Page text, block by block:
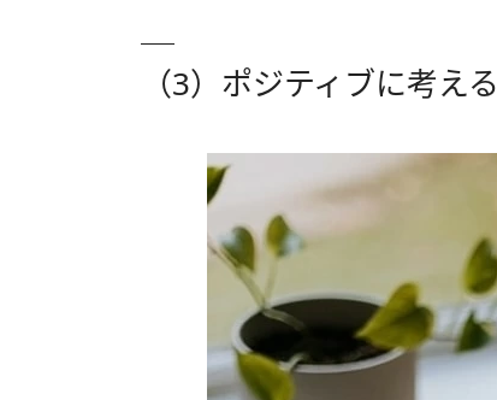
（3）ポジティブに考える